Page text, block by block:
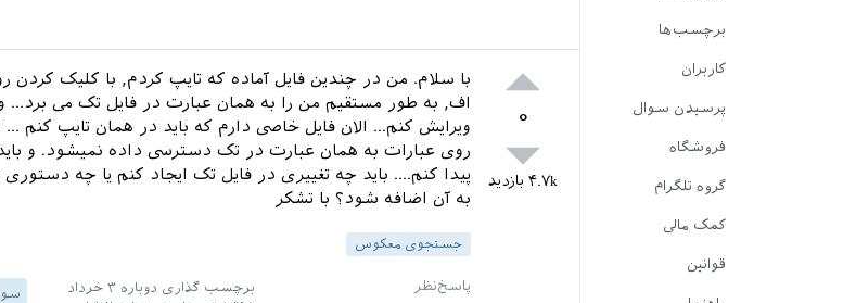
برچسب‌ها
کاربران
پرسیدن سوال
فروشگاه
گروه تلگرام
کمک مالی
قوانین
۰
۴.۷k بازدید
با سلام. من در چندین فایل آماده که تایپ کردم, با کلیک کردن
اف, به طور مستقیم من را به همان عبارت در فایل تک می برد...
ویرایش کنم... الان فایل خاصی دارم که باید در همان تایپ کنم ...
روی عبارات به همان عبارت در تک دسترسی داده نمیشود. و
پیدا کنم.... باید چه تغییری در فایل تک ایجاد کنم یا چه
به آن اضافه شود؟ با تشکر
جستجوی معکوس
برچسب گذاری دوباره
۳ خرداد